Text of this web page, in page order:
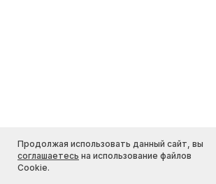
Продолжая использовать данный сайт, вы
соглашаетесь на использование файлов
Cookie.